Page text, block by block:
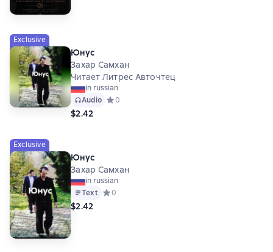
Exclusive
Юнус
Захар Самхан
Читает Литрес Авточтец
in russian
Audio Средний рейтинг 0 на основе 0 оценок
0
$2.42
Exclusive
Юнус
Захар Самхан
in russian
Text Средний рейтинг 0 на основе 0 оценок
0
$2.42